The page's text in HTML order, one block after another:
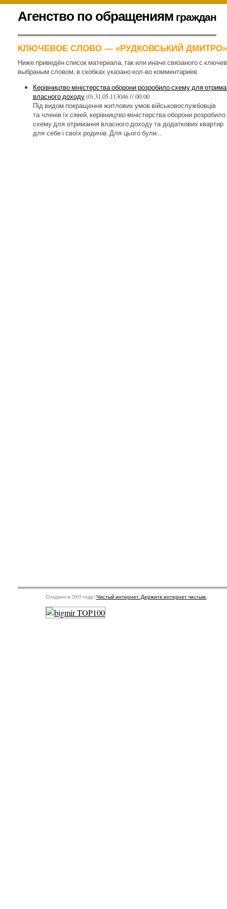
К
содержимому .
Агенство по обращениямграждан
КЛЮЧЕВОЕ СЛОВО — «РУДКОВСЬКИЙ ДМИТРО»
Ниже приведён список материала, так или иначе связаного с
выбраным словом, в скобках указано кол-во комментариев.
Керівництво міністерства оборони розробило схему для
власного доходу(0)31.05.113046 // 00:00
Під видом покращення житлових умов військовослужбовців
та членів їх сімей, керівництво міністерства оборони розробило
схему для отримання власного доходу та додаткових квартир
для себе і своїх родичів. Для цього були...
Создано в 2005 году |Чистый интернет. Держите интернет чистым.